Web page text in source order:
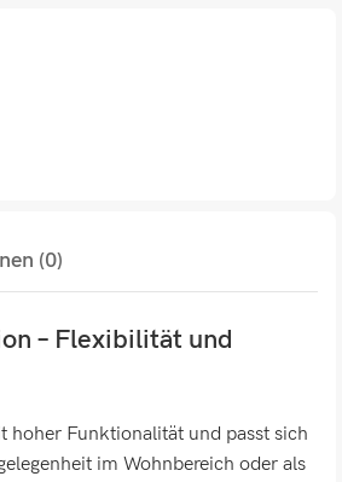
(0)
– Flexibilität und
hoher Funktionalität und passt sich
im Wohnbereich oder als